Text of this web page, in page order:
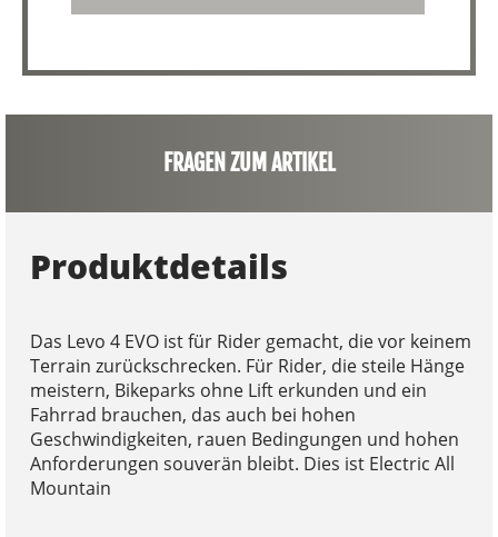
FRAGEN ZUM ARTIKEL
Produktdetails
Das Levo 4 EVO ist für Rider gemacht, die vor keinem
Terrain zurückschrecken. Für Rider, die steile Hänge
meistern, Bikeparks ohne Lift erkunden und ein
Fahrrad brauchen, das auch bei hohen
Geschwindigkeiten, rauen Bedingungen und hohen
Anforderungen souverän bleibt. Dies ist Electric All
Mountain